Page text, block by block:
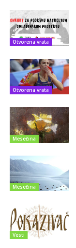
Otvorena vrata
Otvorena vrata
Mesečina
Mesečina
Vesti